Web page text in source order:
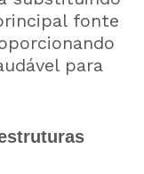
fonte
para